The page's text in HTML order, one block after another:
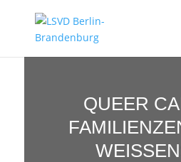
QUEER